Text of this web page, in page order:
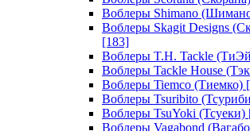
Воблеры Shimano
Воблеры Skagit Designs
[183]
Воблеры T.H. Tackle
Воблеры Tackle House
Воблеры Tiemco (Тиемко)
Воблеры Tsuribito
Воблеры TsuYoki (Тсуеки)
Воблеры Vagabond